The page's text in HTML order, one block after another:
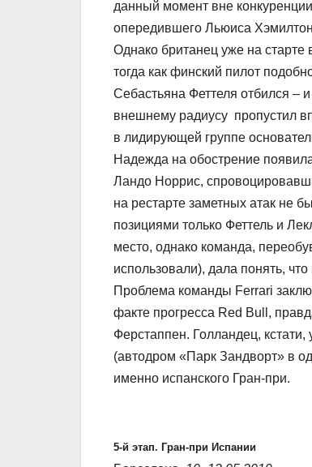
данный момент вне
опередившего Льюиса
Однако британец уже на старте
тогда как финский пилот
Себастьяна Феттеля отбился –
внешнему радиусу пропустил
в лидирующей группе
Надежда на обострение
Ландо Норрис,
на рестарте заметных атак не
позициями только Феттель и
место, однако команда,
использовали), дала понять,
Проблема команды Ferrari
факте прогресса Red Bull,
Ферстаппен. Голландец,
(автодром «Парк Зандворт» в
именно испанского Гран-при.
5-й этап. Гран-при Испании